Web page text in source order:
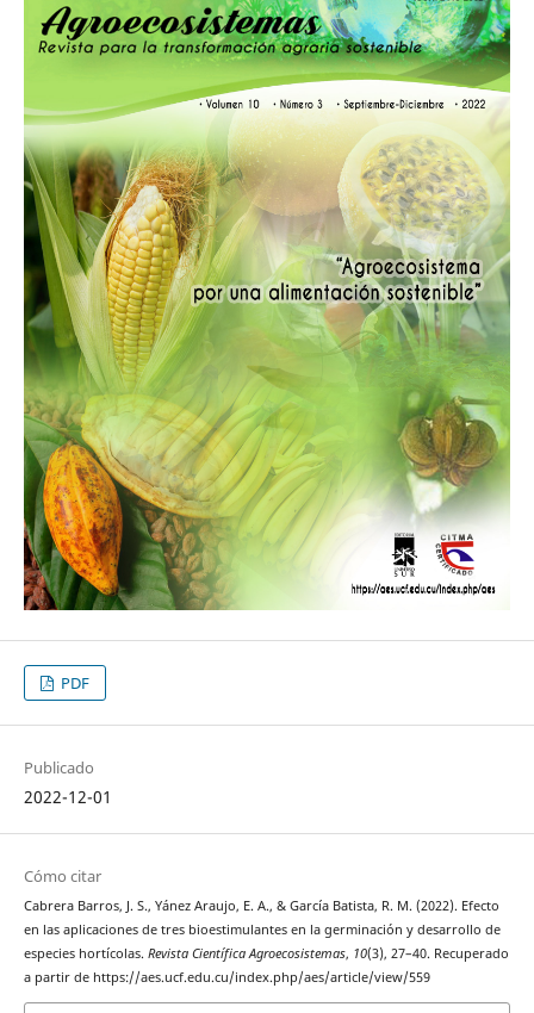
PDF
Publicado
2022-12-01
Cómo citar
Cabrera Barros, J. S., Yánez Araujo, E. A., & García Batista, R. M. (2022). Efecto
en las aplicaciones de tres bioestimulantes en la germinación y desarrollo de
especies hortícolas. Revista Científica Agroecosistemas, 10(3), 27–40. Recuperado
a partir de https://aes.ucf.edu.cu/index.php/aes/article/view/559